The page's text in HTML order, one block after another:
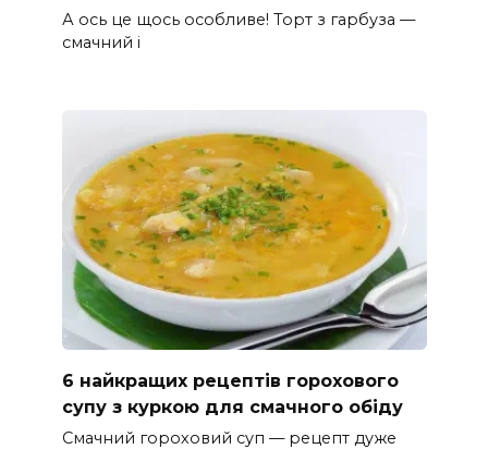
А ось це щось особливе! Торт з гарбуза —
смачний і
6 найкращих рецептів горохового
супу з куркою для смачного обіду
Смачний гороховий суп — рецепт дуже